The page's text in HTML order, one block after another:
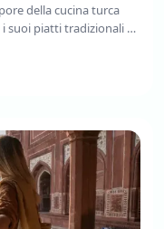
della cucina turca
suoi piatti tradizionali ,
regionali,